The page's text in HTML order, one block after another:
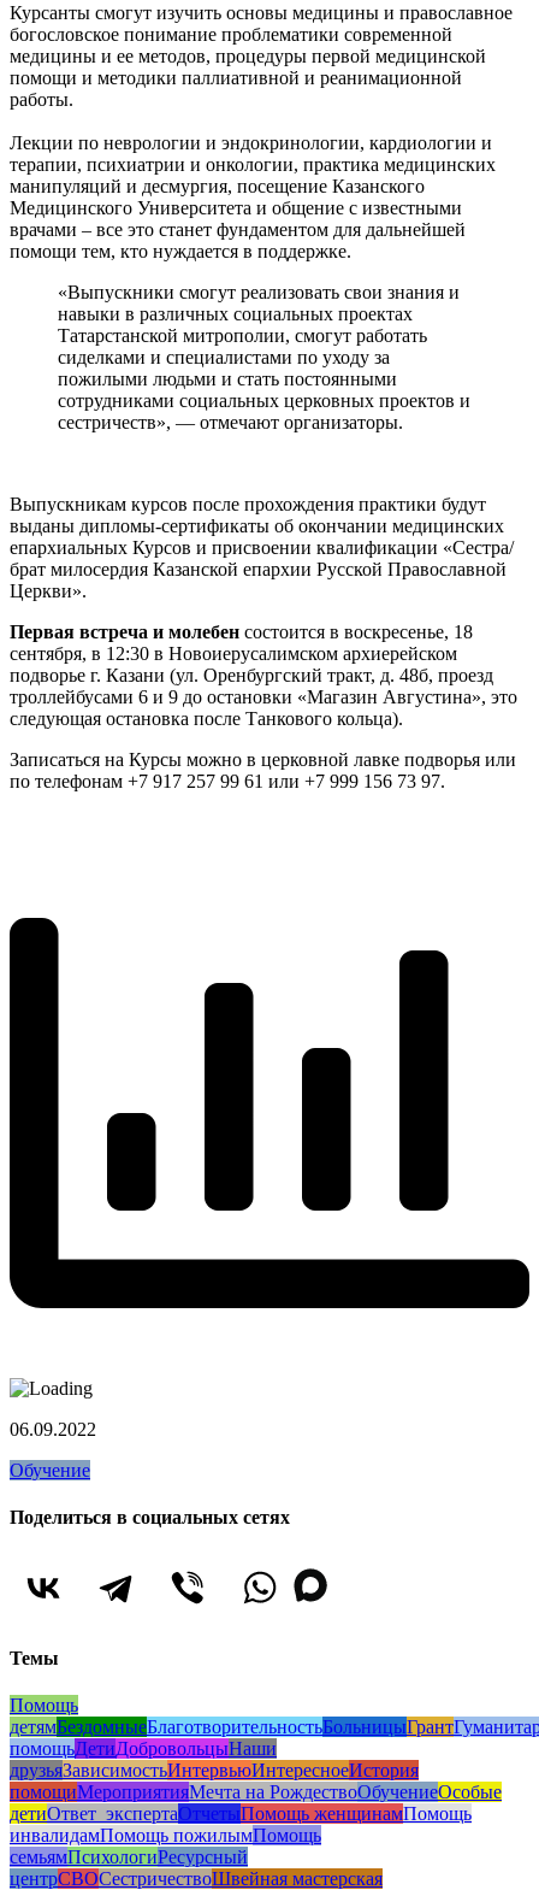
Курсанты смогут изучить основы медицины и православное
богословское понимание проблематики современной
медицины и ее методов, процедуры первой медицинской
помощи и методики паллиативной и реанимационной
работы.
Лекции по неврологии и эндокринологии, кардиологии и
терапии, психиатрии и онкологии, практика медицинских
манипуляций и десмургия, посещение Казанского
Медицинского Университета и общение с известными
врачами – все это станет фундаментом для дальнейшей
помощи тем, кто нуждается в поддержке.
«Выпускники смогут реализовать свои знания и
навыки в различных социальных проектах
Татарстанской митрополии, смогут работать
сиделками и специалистами по уходу за
пожилыми людьми и стать постоянными
сотрудниками социальных церковных проектов и
сестричеств», — отмечают организаторы.
Выпускникам курсов после прохождения практики будут
выданы дипломы-сертификаты об окончании медицинских
епархиальных Курсов и присвоении квалификации «Сестра/
брат милосердия Казанской епархии Русской Православной
Церкви».
Первая встреча и молебен состоится в воскресенье, 18
сентября, в 12:30 в Новоиерусалимском архиерейском
подворье г. Казани (ул. Оренбургский тракт, д. 48б, проезд
троллейбусами 6 и 9 до остановки «Магазин Августина», это
следующая остановка после Танкового кольца).
Записаться на Курсы можно в церковной лавке подворья или
по телефонам +7 917 257 99 61 или +7 999 156 73 97.
06.09.2022
Обучение
Поделиться в социальных сетях
Темы
Помощь
детямБездомныеБлаготворительностьБольницыГрант
помощьДетиДобровольцыНаши
друзьяЗависимостьИнтервьюИнтересноеИстория
помощиМероприятияМечта на РождествоОбучениеОсобые
детиОтвет_экспертаОтчетыПомощь женщинамПомощь
инвалидамПомощь пожилымПомощь
семьямПсихологиРесурсный
центрСВОСестричествоШвейная мастерская